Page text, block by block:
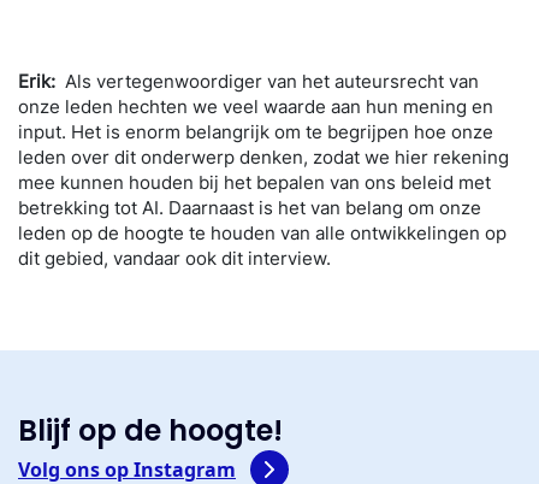
Erik: Als vertegenwoordiger van het auteursrecht van
onze leden hechten we veel waarde aan hun mening en
input. Het is enorm belangrijk om te begrijpen hoe onze
leden over dit onderwerp denken, zodat we hier rekening
mee kunnen houden bij het bepalen van ons beleid met
betrekking tot AI. Daarnaast is het van belang om onze
leden op de hoogte te houden van alle ontwikkelingen op
dit gebied, vandaar ook dit interview.
Blijf op de hoogte!
Volg ons op Instagram